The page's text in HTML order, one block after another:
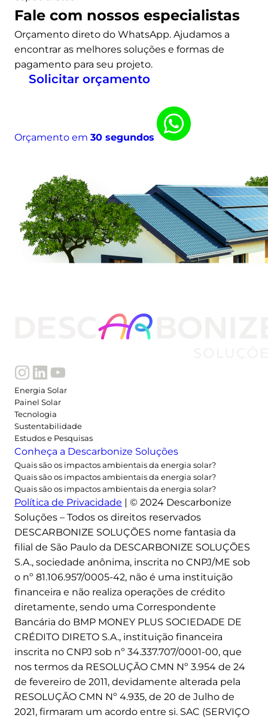
Fale com nossos especialistas
Orçamento direto do WhatsApp. Ajudamos a
encontrar as melhores soluções e formas de
pagamento para seu projeto.
Solicitar orçamento
Orçamento em 30 segundos
Energia Solar
Painel Solar
Tecnologia
Sustentabilidade
Estudos e Pesquisas
Conheça a Descarbonize Soluções
Quais são os impactos ambientais da energia solar?
Quais são os impactos ambientais da energia solar?
Quais são os impactos ambientais da energia solar?
Política de Privacidade | © 2024 Descarbonize
Soluções – Todos os direitos reservados
DESCARBONIZE SOLUÇÕES nome fantasia da
filial de São Paulo da DESCARBONIZE SOLUÇÕES
S.A., sociedade anônima, inscrita no CNPJ/ME sob
o nº 81.106.957/0005-42, não é uma instituição
financeira e não realiza operações de crédito
diretamente, sendo uma Correspondente
Bancária do BMP MONEY PLUS SOCIEDADE DE
CRÉDITO DIRETO S.A., instituição financeira
inscrita no CNPJ sob nº 34.337.707/0001-00, que
nos termos da RESOLUÇÃO CMN Nº 3.954 de 24
de fevereiro de 2011, devidamente alterada pela
RESOLUÇÃO CMN Nº 4.935, de 20 de Julho de
2021, firmaram um acordo entre si. SAC (SERVIÇO